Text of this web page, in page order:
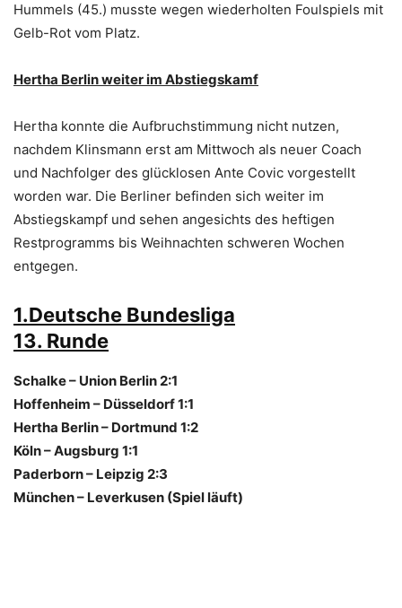
Hummels (45.) musste wegen wiederholten Foulspiels mit
Gelb-Rot vom Platz.
Hertha Berlin weiter im Abstiegskamf
Hertha konnte die Aufbruchstimmung nicht nutzen,
nachdem Klinsmann erst am Mittwoch als neuer Coach
und Nachfolger des glücklosen Ante Covic vorgestellt
worden war. Die Berliner befinden sich weiter im
Abstiegskampf und sehen angesichts des heftigen
Restprogramms bis Weihnachten schweren Wochen
entgegen.
1.Deutsche Bundesliga
13. Runde
Schalke – Union Berlin 2:1
Hoffenheim – Düsseldorf 1:1
Hertha Berlin – Dortmund 1:2
Köln – Augsburg 1:1
Paderborn – Leipzig 2:3
München – Leverkusen (Spiel läuft)